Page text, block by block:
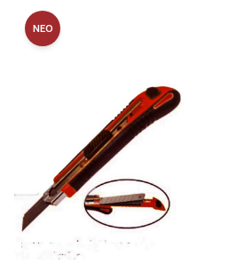
30 cm
5,3 cm
5,5 cm
6,5 cm
ΝΕΟ